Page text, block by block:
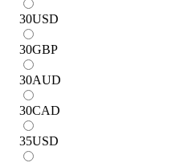
30USD
30GBP
30AUD
30CAD
35USD